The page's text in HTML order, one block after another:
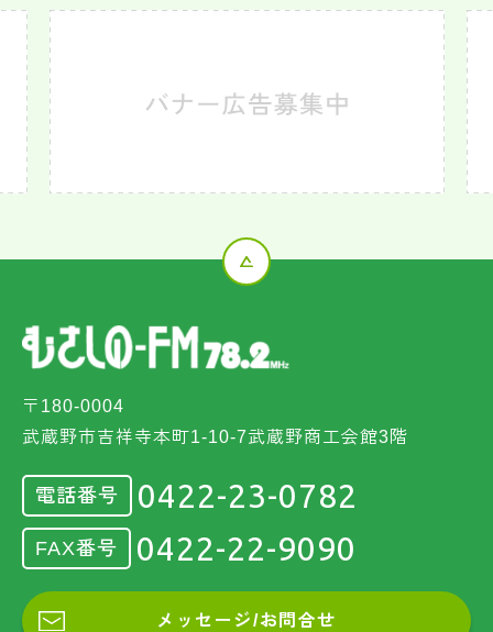
〒180-0004
武蔵野市吉祥寺本町1-10-7武蔵野商工会館3階
電話番号 0422-23-0782
FAX番号 0422-22-9090
メッセージ/お問合せ